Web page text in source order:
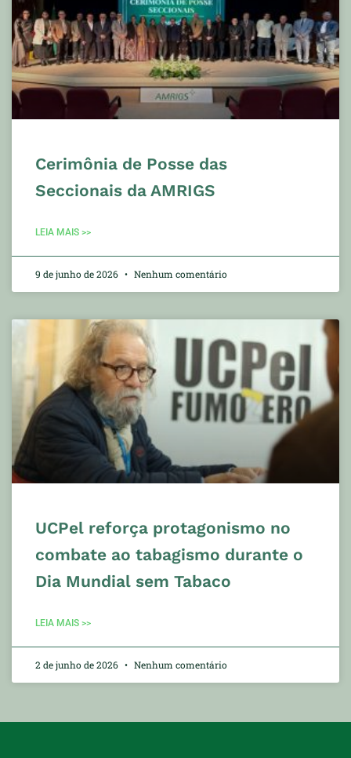
Cerimônia de Posse das
Seccionais da AMRIGS
LEIA MAIS >>
9 de junho de 2026 Nenhum comentário
UCPel reforça protagonismo no
combate ao tabagismo durante o
Dia Mundial sem Tabaco
LEIA MAIS >>
2 de junho de 2026 Nenhum comentário